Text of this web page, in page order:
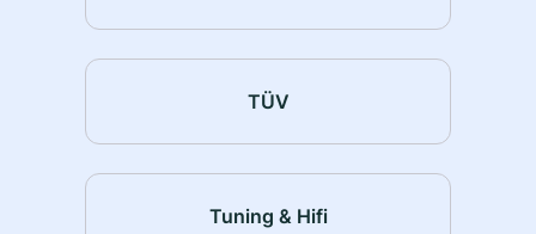
TÜV
Tuning & Hifi